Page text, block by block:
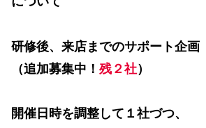
研修後、来店までのサポート企画
（追加募集中！ 残２社）
開催日時を調整して１社づつ、